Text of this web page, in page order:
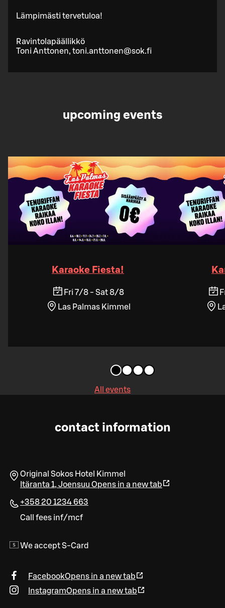
Lämpimästi tervetuloa!
Ravintolapäällikkö
Toni Anttonen, toni.anttonen@sok.fi
upcoming events
Karaoke Fiesta!
Fri 7/8 - Sat 8/8
Las Palmas Kimmel
All events
contact information
Original Sokos Hotel Kimmel
Itäranta 1, Joensuu Opens in a new tab
+358 20 1234 663
Call fees inf/mcf
We accept S-Card
FacebookOpens in a new tab
InstagramOpens in a new tab